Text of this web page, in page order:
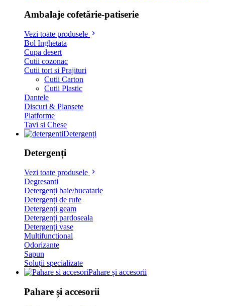
Ambalaje cofetărie-patiserie
Vezi toate produsele
Bol Inghetata
Cupa desert
Cutii cozonac
Cutii tort si Prajituri
Cutii Carton
Cutii Plastic
Dantele
Discuri & Plansete
Platforme
Tavi si Chese
Detergenți
Detergenți
Vezi toate produsele
Degresanti
Detergenți baie/bucatarie
Detergenți de rufe
Detergenți geam
Detergenți pardoseala
Detergenți vase
Multifunctional
Odorizante
Sapun
Soluții specializate
Pahare și accesorii
Pahare și accesorii